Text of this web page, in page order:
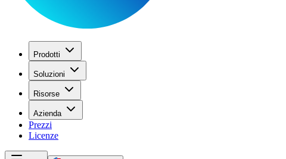
Prodotti
Soluzioni
Risorse
Azienda
Prezzi
Licenze